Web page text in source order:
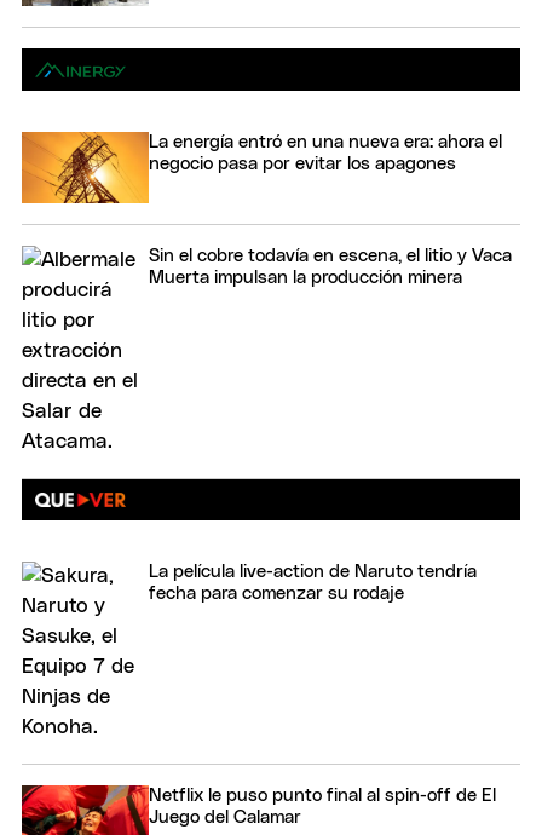
La energía entró en una nueva era: ahora el
negocio pasa por evitar los apagones
Sin el cobre todavía en escena, el litio y Vaca
Muerta impulsan la producción minera
La película live-action de Naruto tendría
fecha para comenzar su rodaje
Netflix le puso punto final al spin-off de El
Juego del Calamar